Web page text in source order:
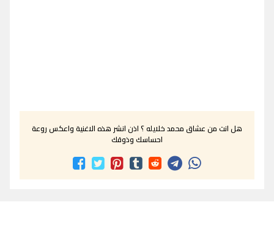
هل انت من عشاق محمد خلايله ؟ اذن انشر هذه الاغنية واعكس روعة
احساسك وذوقك